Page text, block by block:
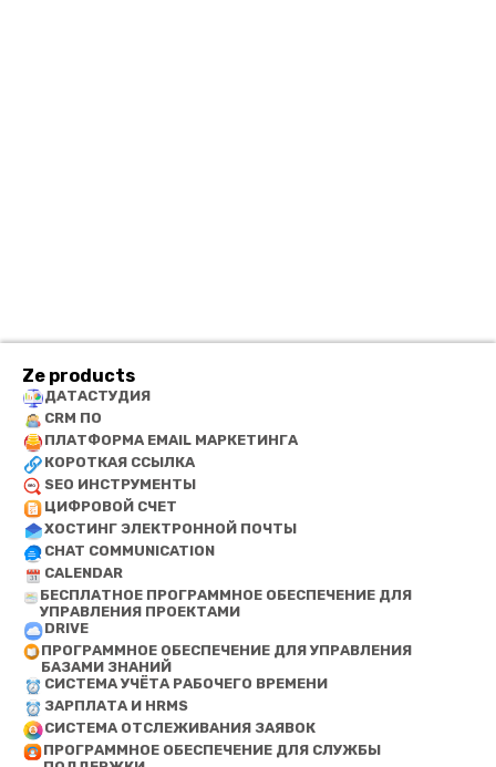
Ze products
ДАТАСТУДИЯ
CRM ПО
ПЛАТФОРМА EMAIL МАРКЕТИНГА
КОРОТКАЯ ССЫЛКА
SEO ИНСТРУМЕНТЫ
ЦИФРОВОЙ СЧЕТ
ХОСТИНГ ЭЛЕКТРОННОЙ ПОЧТЫ
CHAT COMMUNICATION
CALENDAR
БЕСПЛАТНОЕ ПРОГРАММНОЕ ОБЕСПЕЧЕНИЕ ДЛЯ
УПРАВЛЕНИЯ ПРОЕКТАМИ
DRIVE
ПРОГРАММНОЕ ОБЕСПЕЧЕНИЕ ДЛЯ УПРАВЛЕНИЯ
БАЗАМИ ЗНАНИЙ
СИСТЕМА УЧЁТА РАБОЧЕГО ВРЕМЕНИ
ЗАРПЛАТА И HRMS
СИСТЕМА ОТСЛЕЖИВАНИЯ ЗАЯВОК
ПРОГРАММНОЕ ОБЕСПЕЧЕНИЕ ДЛЯ СЛУЖБЫ